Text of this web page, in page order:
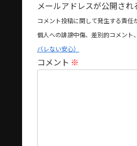
メールアドレスが公開され
コメント投稿に関して発生する責
個人への誹謗中傷、差別的コメント
バレない安心）
コメント ※